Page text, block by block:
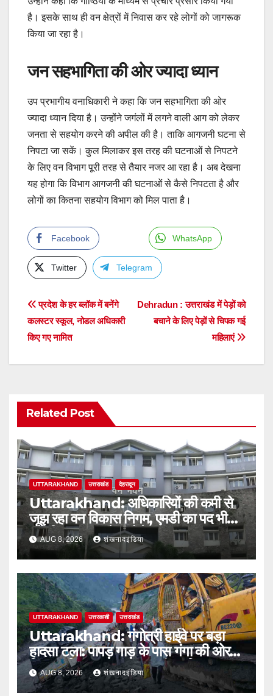
है। इसके साथ ही वन क्षेत्रों में निवास कर रहे लोगों को जागरूक
किया जा रहा है।
जन सहभागिता की ओर ज्यादा ध्यान
उप प्रभागीय वनाधिकारी ने कहा कि जन सहभागिता की ओर
ज्यादा ध्यान दिया है। उन्होंने जगंलों में लगने वाली आग को लेकर
जनता से सहयोग करने की अपील की है। ताकि आगजनी घटना से
निपटा जा सकें। कुल मिलाकर इस तरह की घटनाओं से निपटने
के लिए वन विभाग पूरी तरह से तैयार नजर आ रहा है। अब देखना
यह होगा कि विभाग आगजनी की घटनाओं से कैसे निपटता है और
लोगों का कितना सहयोग विभाग को मिल पाता है।
Facebook WhatsApp
Twitter Telegram
Post
navigation
Dehradun : उत्तराखंड में पेड़ों को
बचाने के लिए पेड़ों से चिपक गई
महिलाएं
प्रदेश के हर ब्लॉक में बनेंगे
कलस्टर स्कूल, नोडल अधिकारी
किए गए नामित
Related Post
UTTARAKHAND उत्तराखंड देहरादून
Uttarakhand: अधिकारियों की कमी से
जूझ रहा वन विकास निगम, एमडी का पद भी
अतिरिक्त प्रभार के भरोसे
AUG 8, 2026 शंखनादइंडिया
UTTARAKHAND उत्तरकाशी उत्तराखंड
Uttarakhand: गंगोत्री हाईवे पर बड़ा
हादसा टला: पापड़ गाड़ के पास गंगा की ओर
फिसला पिकअप, कांवड़ यात्री सुरक्षित
AUG 8, 2026 शंखनादइंडिया